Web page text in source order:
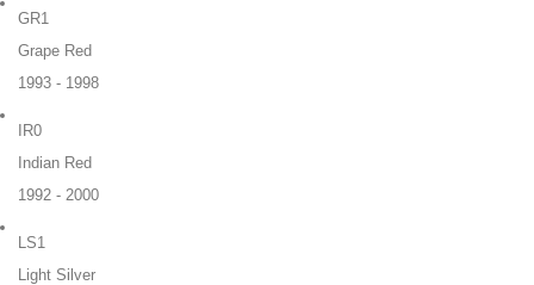
GR1
Grape Red
1993 - 1998
IR0
Indian Red
1992 - 2000
LS1
Light Silver